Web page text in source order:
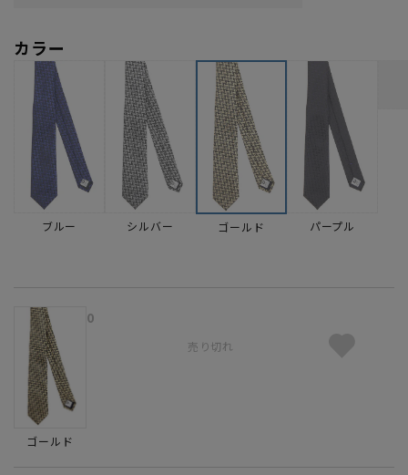
カラー
ブルー シルバー ゴールド パープル
ゴールド
0
売り切れ